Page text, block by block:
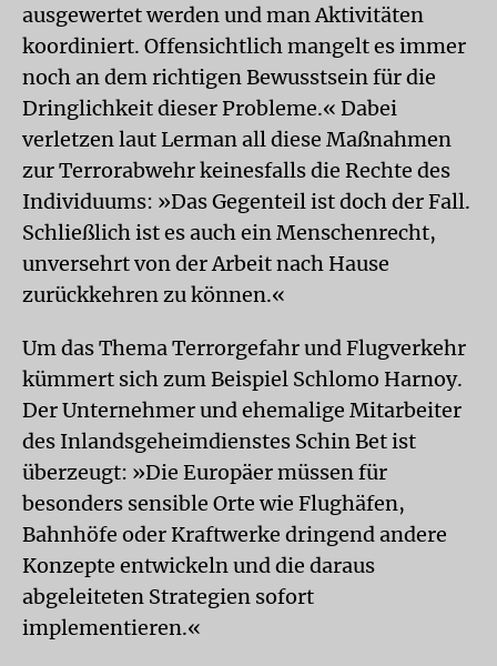
ausgewertet werden und man Aktivitäten
koordiniert. Offensichtlich mangelt es immer
noch an dem richtigen Bewusstsein für die
Dringlichkeit dieser Probleme.« Dabei
verletzen laut Lerman all diese Maßnahmen
zur Terrorabwehr keinesfalls die Rechte des
Individuums: »Das Gegenteil ist doch der Fall.
Schließlich ist es auch ein Menschenrecht,
unversehrt von der Arbeit nach Hause
zurückkehren zu können.«
Um das Thema Terrorgefahr und Flugverkehr
kümmert sich zum Beispiel Schlomo Harnoy.
Der Unternehmer und ehemalige Mitarbeiter
des Inlandsgeheimdienstes Schin Bet ist
überzeugt: »Die Europäer müssen für
besonders sensible Orte wie Flughäfen,
Bahnhöfe oder Kraftwerke dringend andere
Konzepte entwickeln und die daraus
abgeleiteten Strategien sofort
implementieren.«